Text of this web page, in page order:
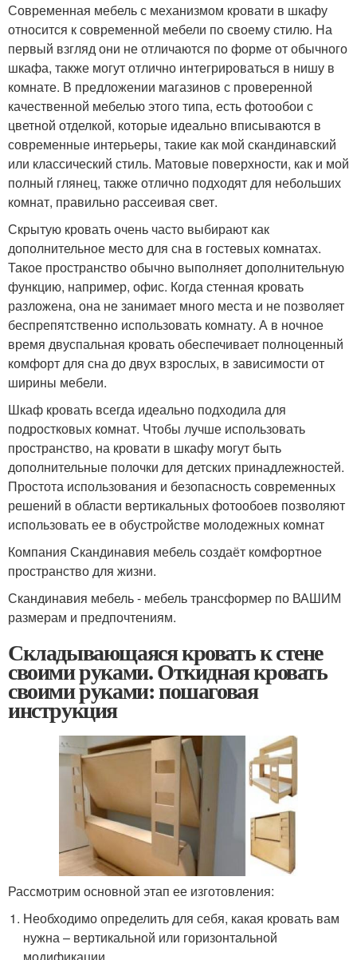
Современная мебель с механизмом кровати в шкафу
относится к современной мебели по своему стилю. На
первый взгляд они не отличаются по форме от обычного
шкафа, также могут отлично интегрироваться в нишу в
комнате. В предложении магазинов с проверенной
качественной мебелью этого типа, есть фотообои с
цветной отделкой, которые идеально вписываются в
современные интерьеры, такие как мой скандинавский
или классический стиль. Матовые поверхности, как и мой
полный глянец, также отлично подходят для небольших
комнат, правильно рассеивая свет.
Скрытую кровать очень часто выбирают как
дополнительное место для сна в гостевых комнатах.
Такое пространство обычно выполняет дополнительную
функцию, например, офис. Когда стенная кровать
разложена, она не занимает много места и не позволяет
беспрепятственно использовать комнату. А в ночное
время двуспальная кровать обеспечивает полноценный
комфорт для сна до двух взрослых, в зависимости от
ширины мебели.
Шкаф кровать всегда идеально подходила для
подростковых комнат. Чтобы лучше использовать
пространство, на кровати в шкафу могут быть
дополнительные полочки для детских принадлежностей.
Простота использования и безопасность современных
решений в области вертикальных фотообоев позволяют
использовать ее в обустройстве молодежных комнат
Компания Скандинавия мебель создаёт комфортное
пространство для жизни.
Скандинавия мебель - мебель трансформер по ВАШИМ
размерам и предпочтениям.
Складывающаяся кровать к стене
своими руками. Откидная кровать
своими руками: пошаговая
инструкция
Рассмотрим основной этап ее изготовления:
Необходимо определить для себя, какая кровать вам
нужна – вертикальной или горизонтальной
модификации.